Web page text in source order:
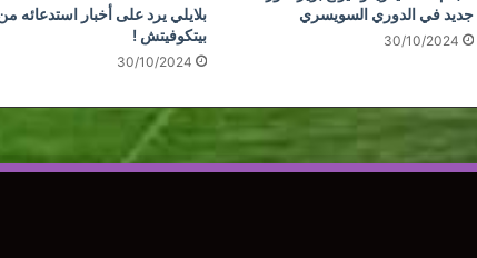
جديد في الدوري السويسري
30/10/2024
بلايلي يرد على أخبار استدعائه
بيتكوفيتش !
30/10/2024